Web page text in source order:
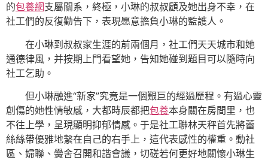
的包養網支屬關系，終極，小琳的叔叔顧及她出身不幸，在
社工們的反復勸告下，表現愿意擔負小琳的監護人。
在小琳到叔叔家生涯的前兩個月，社工們天天城市和她
通德律風，并按期上門看望她，告知她碰到題目可以隨時向
社工乞助。
但小琳融進“新家”究竟是一個艱巨的經過歷程。有過心靈
創傷的她性情敏感，大都時辰都把包養本身關在房間里，也
不往上學，呈現顯明抑郁情感。于是社工聯林天秤首先將蕾
絲絲帶優雅地繫在自己的右手上，這代表感性的權重。動社
區、婦聯、黌舍召開和諧會議，切磋若何更好地關懷小琳生